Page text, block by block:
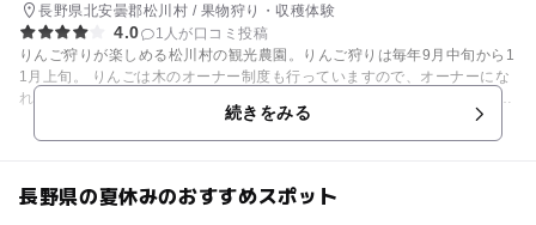
長野県北安曇郡松川村 / 果物狩り・収穫体験
4.0
1人が口コミ投稿
りんご狩りが楽しめる松川村の観光農園。りんご狩りは毎年9月中旬から1
1月上旬。 りんごは木のオーナー制度も行っていますので、オーナーにな
ればたくさんのりんごを収穫可能！150個の保証付きです。 他にも農業体
験なども行っていますので、ぜひお問い合わせの上お出かけしてみては？
【味覚狩りカレンダー】 ※時期はあくまで目安です。実際の生育状況は施
す。公式サイトなどでご確認ください。 りんご：9月上旬～11月上旬
続きをみる
長野県の夏休みのおすすめスポット